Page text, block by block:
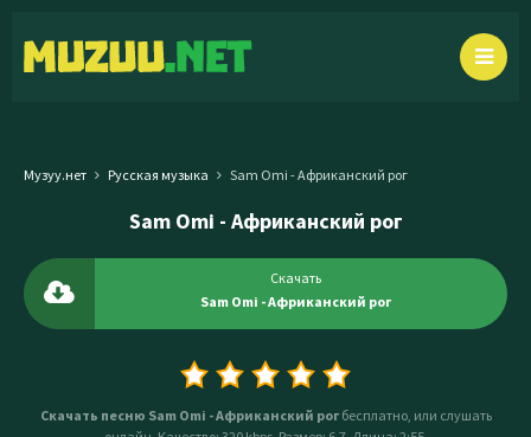
Музуу.нет Русская музыка Sam Omi - Африканский рог
Sam Omi - Африканский рог
Скачать
Sam Omi - Африканский рог
Скачать песню Sam Omi - Африканский рогбесплатно, или слушать